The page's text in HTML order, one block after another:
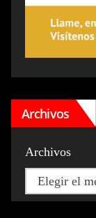
Archivos
Archivos